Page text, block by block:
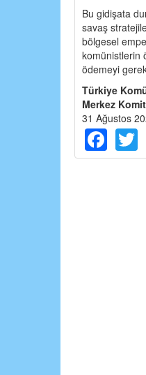
Bu gidişata
savaş
bölgesel
komünistlerin
ödemeyi
Türkiye
Merkez
31 Ağustos